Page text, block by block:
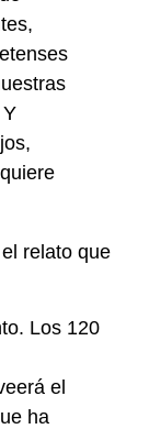
relato que
Los 120
el
ha